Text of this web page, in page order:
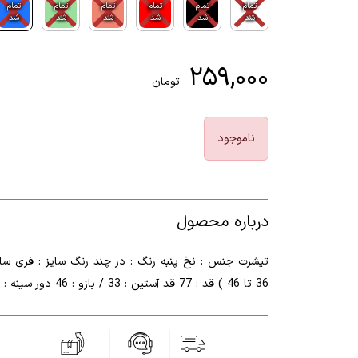
تمام
شد
تمام
شد
تمام
شد
تمام
شد
تمام
شد
تمام
شد
۲۵۹,۰۰۰ تومان
ناموجود
درباره محصول
تیشرت جنس : نخ پنبه رنگ : در چند رنگ سایز : فری
36 تا 46 ) قد : 77 قد آستین : 33 / بازو : 46 دور سینه : 104